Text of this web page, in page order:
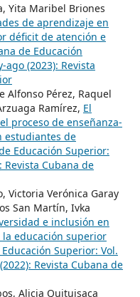
Yita Maribel Briones
de aprendizaje en
déficit de atención e
de Educación
(2023): Revista
Alfonso Pérez, Raquel
Ramírez, El
proceso de enseñanza-
estudiantes de
Educación Superior:
Revista Cubana de
Victoria Verónica Garay
San Martín, Ivka
e inclusión en
educación superior
Superior: Vol.
Revista Cubana de
Alicia Quituisaca